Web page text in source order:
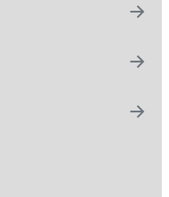
→
→
→